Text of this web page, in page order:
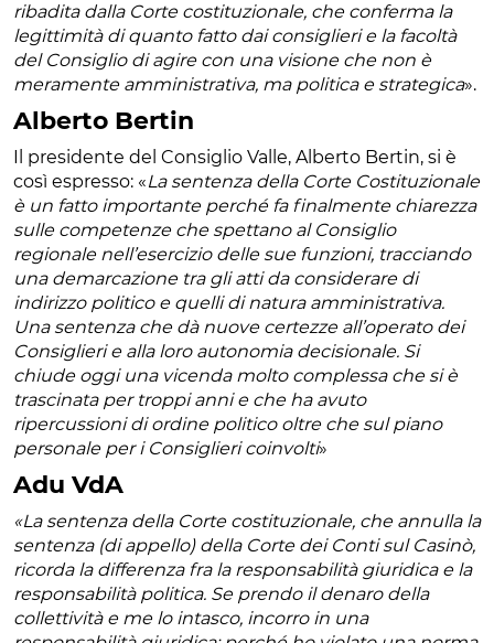
ribadita dalla Corte costituzionale, che conferma la
legittimità di quanto fatto dai consiglieri e la facoltà
del Consiglio di agire con una visione che non è
meramente amministrativa, ma politica e strategica».
Alberto Bertin
Il presidente del Consiglio Valle, Alberto Bertin, si è
così espresso: «La sentenza della Corte Costituzionale
è un fatto importante perché fa finalmente chiarezza
sulle competenze che spettano al Consiglio
regionale nell’esercizio delle sue funzioni, tracciando
una demarcazione tra gli atti da considerare di
indirizzo politico e quelli di natura amministrativa.
Una sentenza che dà nuove certezze all’operato dei
Consiglieri e alla loro autonomia decisionale. Si
chiude oggi una vicenda molto complessa che si è
trascinata per troppi anni e che ha avuto
ripercussioni di ordine politico oltre che sul piano
personale per i Consiglieri coinvolti»
Adu VdA
«La sentenza della Corte costituzionale, che annulla la
sentenza (di appello) della Corte dei Conti sul Casinò,
ricorda la differenza fra la responsabilità giuridica e la
responsabilità politica. Se prendo il denaro della
collettività e me lo intasco, incorro in una